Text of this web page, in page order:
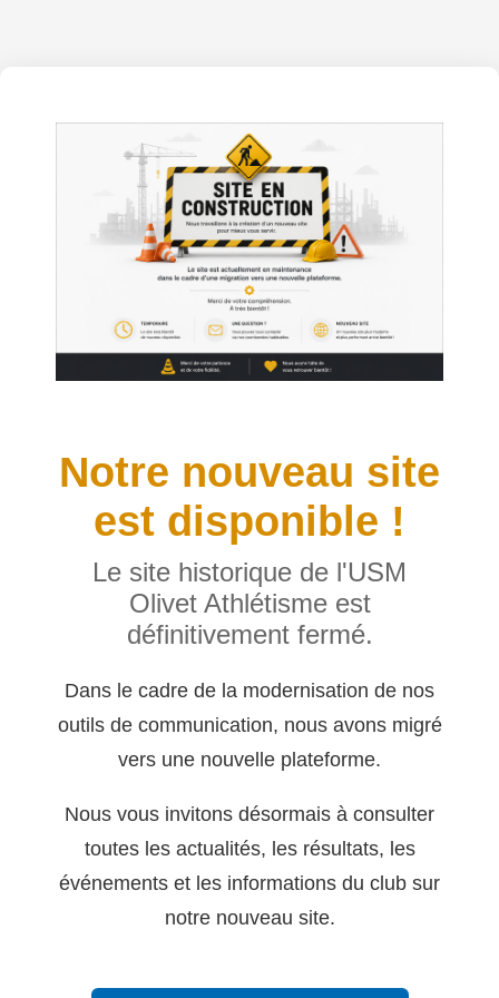
Notre nouveau site
est disponible !
Le site historique de l'USM
Olivet Athlétisme est
définitivement fermé.
Dans le cadre de la modernisation de nos
outils de communication, nous avons migré
vers une nouvelle plateforme.
Nous vous invitons désormais à consulter
toutes les actualités, les résultats, les
événements et les informations du club sur
notre nouveau site.